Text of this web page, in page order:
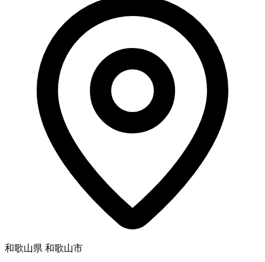
和歌山県 和歌山市